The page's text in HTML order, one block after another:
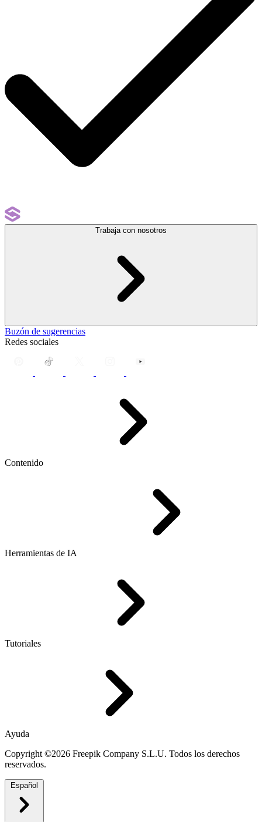
Trabaja con nosotros
Buzón de sugerencias
Redes sociales
Contenido
Herramientas de IA
Tutoriales
Ayuda
Copyright ©2026 Freepik Company S.L.U. Todos los derechos
reservados.
Español